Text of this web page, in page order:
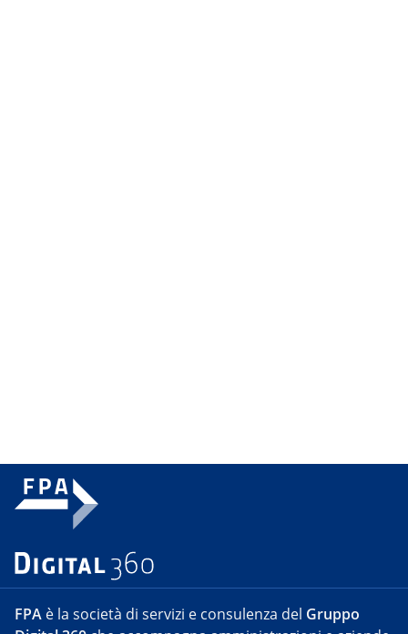
FPA è la società di servizi e consulenza del Gruppo